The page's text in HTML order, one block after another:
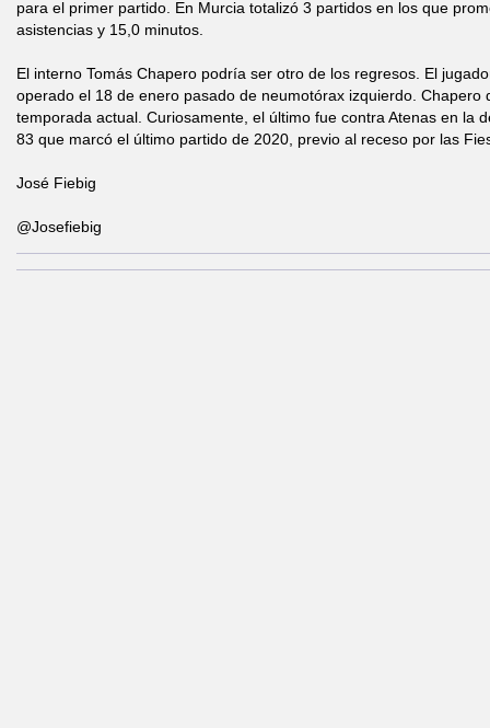
para el primer partido. En Murcia totalizó 3 partidos en los que
asistencias y 15,0 minutos.
El interno Tomás Chapero podría ser otro de los regresos. El
operado el 18 de enero pasado de neumotórax izquierdo. Chapero
temporada actual. Curiosamente, el último fue contra Atenas en la
83 que marcó el último partido de 2020, previo al receso por las
José Fiebig
@Josefiebig